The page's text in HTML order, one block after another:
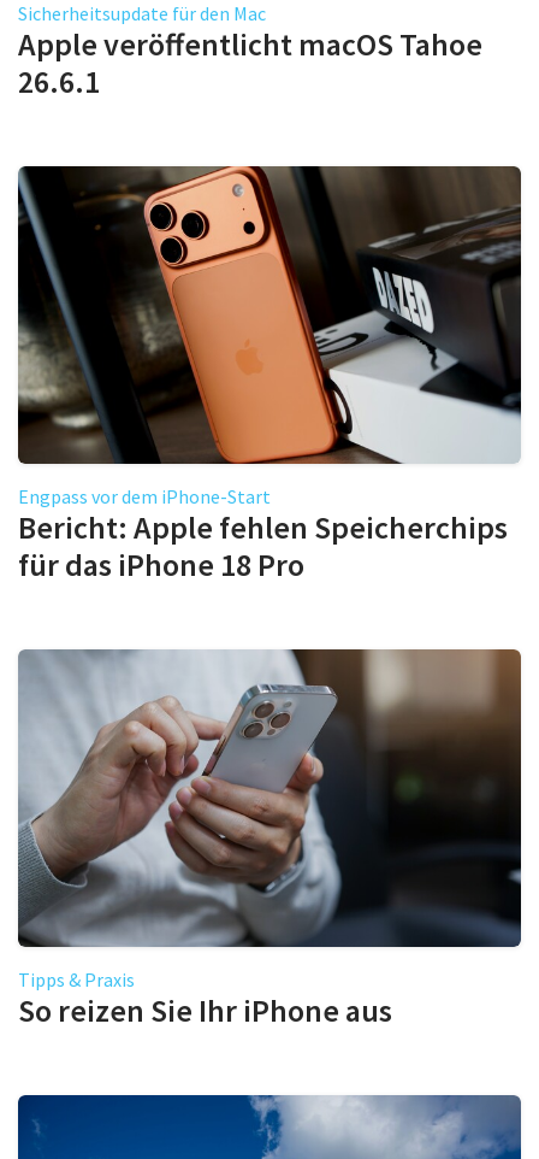
Sicherheitsupdate für den Mac
Apple veröffentlicht macOS Tahoe
26.6.1
Engpass vor dem iPhone-Start
Bericht: Apple fehlen Speicherchips
für das iPhone 18 Pro
Tipps & Praxis
So reizen Sie Ihr iPhone aus